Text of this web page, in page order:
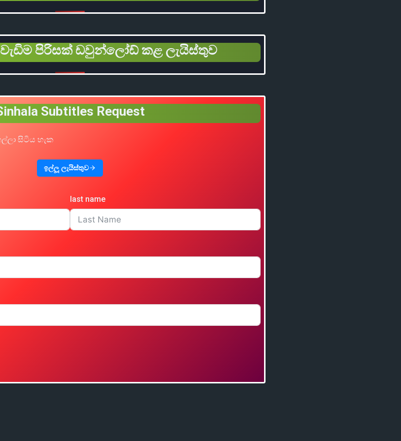
වැඩිම පිරිසක් ඩවුන්ලෝඩ් කළ ලැයිස්තුව
Subtitles Request
සිටිය හැක
ඉල්ලූ ලැයිස්තුව
last name